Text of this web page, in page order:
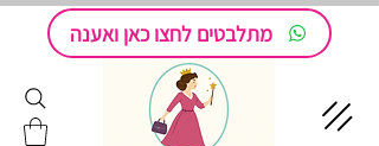
מתלבטים לחצו כאן ואענה